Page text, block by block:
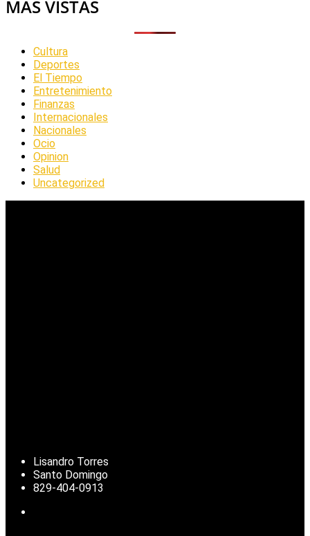
MAS VISTAS
Cultura
Deportes
El Tiempo
Entretenimiento
Finanzas
Internacionales
Nacionales
Ocio
Opinion
Salud
Uncategorized
Lisandro Torres
Santo Domingo
829-404-0913